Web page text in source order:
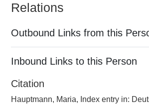
Relations
Outbound Links from this
Inbound Links to this Person
Citation
Hauptmann, Maria, Index entry in: